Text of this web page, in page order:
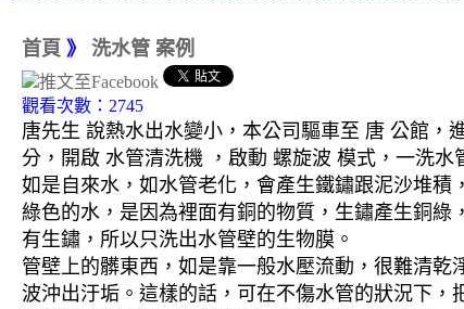
首頁 》 洗水管 案例
觀看次數：2745
唐先生 說熱水出水變小，本公司驅車至 唐 公館，
分，開啟 水管清洗機 ，啟動 螺旋波 模式，一洗
如是自來水，如水管老化，會產生鐵鏽跟泥沙堆
綠色的水，是因為裡面有銅的物質，生鏽產生銅
有生鏽，所以只洗出水管壁的生物膜。
管壁上的髒東西，如是靠一般水壓流動，很難清
波沖出汙垢。這樣的話，可在不傷水管的狀況下，